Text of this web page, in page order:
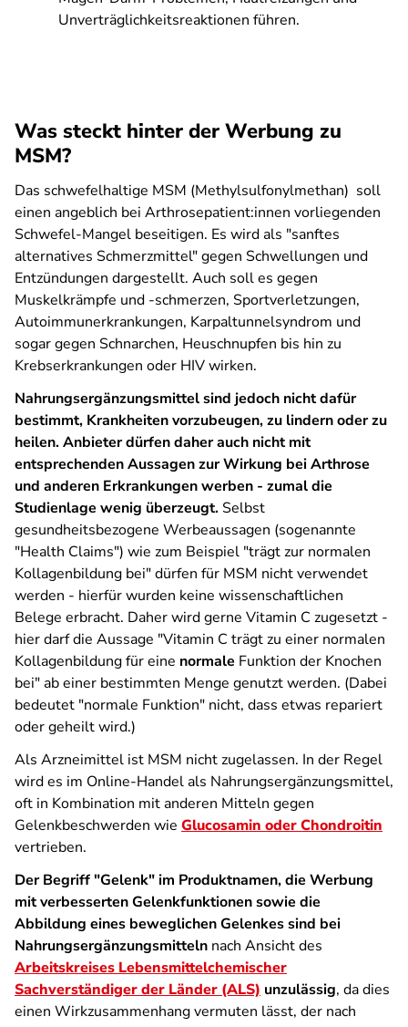
Unverträglichkeitsreaktionen führen.
Was steckt hinter der Werbung zu
MSM?
Das schwefelhaltige MSM (Methylsulfonylmethan) soll
einen angeblich bei Arthrosepatient:innen vorliegenden
Schwefel-Mangel beseitigen. Es wird als "sanftes
alternatives Schmerzmittel" gegen Schwellungen und
Entzündungen dargestellt. Auch soll es gegen
Muskelkrämpfe und -schmerzen, Sportverletzungen,
Autoimmunerkrankungen, Karpaltunnelsyndrom und
sogar gegen Schnarchen, Heuschnupfen bis hin zu
Krebserkrankungen oder HIV wirken.
Nahrungsergänzungsmittel sind jedoch nicht dafür
bestimmt, Krankheiten vorzubeugen, zu lindern oder zu
heilen. Anbieter dürfen daher auch nicht mit
entsprechenden Aussagen zur Wirkung bei Arthrose
und anderen Erkrankungen werben - zumal die
Studienlage wenig überzeugt. Selbst
gesundheitsbezogene Werbeaussagen (sogenannte
"Health Claims") wie zum Beispiel "trägt zur normalen
Kollagenbildung bei" dürfen für MSM nicht verwendet
werden - hierfür wurden keine wissenschaftlichen
Belege erbracht. Daher wird gerne Vitamin C zugesetzt -
hier darf die Aussage "Vitamin C trägt zu einer normalen
Kollagenbildung für eine normale Funktion der Knochen
bei" ab einer bestimmten Menge genutzt werden. (Dabei
bedeutet "normale Funktion" nicht, dass etwas repariert
oder geheilt wird.)
Als Arzneimittel ist MSM nicht zugelassen. In der Regel
wird es im Online-Handel als Nahrungsergänzungsmittel,
oft in Kombination mit anderen Mitteln gegen
Gelenkbeschwerden wie Glucosamin oder Chondroitin
vertrieben.
Der Begriff "Gelenk" im Produktnamen, die Werbung
mit verbesserten Gelenkfunktionen sowie die
Abbildung eines beweglichen Gelenkes sind bei
Nahrungsergänzungsmitteln nach Ansicht des
Arbeitskreises Lebensmittelchemischer
Sachverständiger der Länder (ALS) unzulässig, da dies
einen Wirkzusammenhang vermuten lässt, der nach